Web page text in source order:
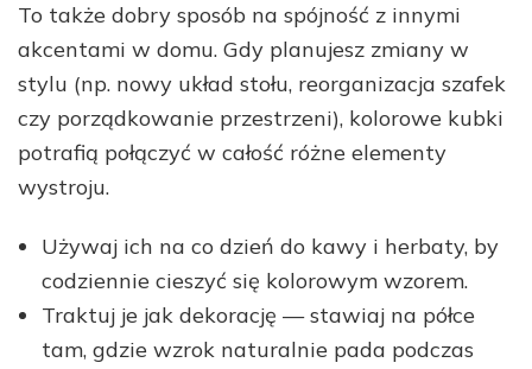
To także dobry sposób na spójność z innymi
akcentami w domu. Gdy planujesz zmiany w
stylu (np. nowy układ stołu, reorganizacja szafek
czy porządkowanie przestrzeni), kolorowe kubki
potrafią połączyć w całość różne elementy
wystroju.
Używaj ich na co dzień do kawy i herbaty, by
codziennie cieszyć się kolorowym wzorem.
Traktuj je jak dekorację — stawiaj na półce
tam, gdzie wzrok naturalnie pada podczas